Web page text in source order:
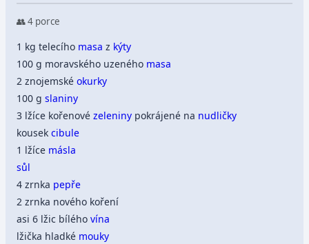
👥 4 porce
1 kg telecího masa z kýty
100 g moravského uzeného masa
2 znojemskéokurky
100 gslaniny
3 lžíce kořenovézeleniny pokrájené na nudličky
kousekcibule
1 lžíce másla
sůl
4 zrnka pepře
2 zrnka nového koření
asi 6 lžic bíléhovína
lžička hladké mouky